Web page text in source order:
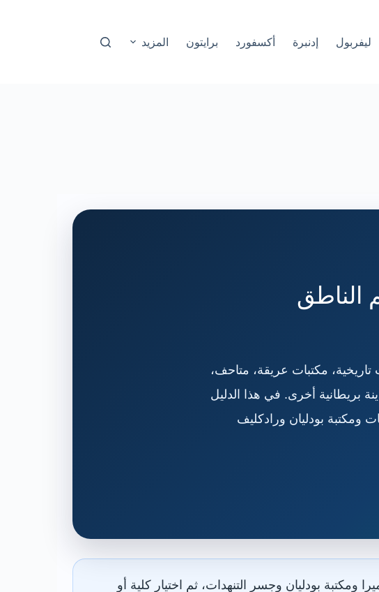
ليفربول إدنبرة أكسفورد برايتون المزيد
الناطق
مكتبات عريقة، متاحف،
بريطانية أخرى. في هذا الدليل
ومكتبة بودليان ورادكليف
بودليان وجسر التنهدات، ثم اختيار كلية أو